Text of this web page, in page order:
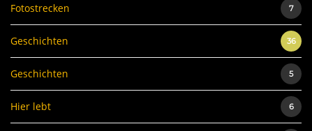
Fotostrecken 7
Geschichten 36
Geschichten 5
Hier lebt 6